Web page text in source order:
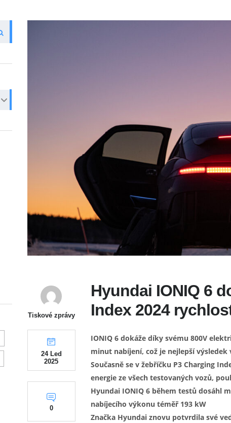
Tiskové zprávy
24 Led
2025
0
Hyundai IONIQ 6
Index 2024
IONIQ 6 dokáže díky svému 800V
minut nabíjení, což je nejlepší
Současně se v žebříčku P3 Charging
energie ze všech testovaných vozů,
Hyundai IONIQ 6 během testů dosáhl
nabíjecího výkonu téměř 193 kW
Značka Hyundai znovu potvrdila své